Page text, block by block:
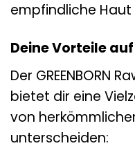
empfindliche
Deine Vorteile
Der GREENBORN
bietet dir eine
von
unterscheiden: